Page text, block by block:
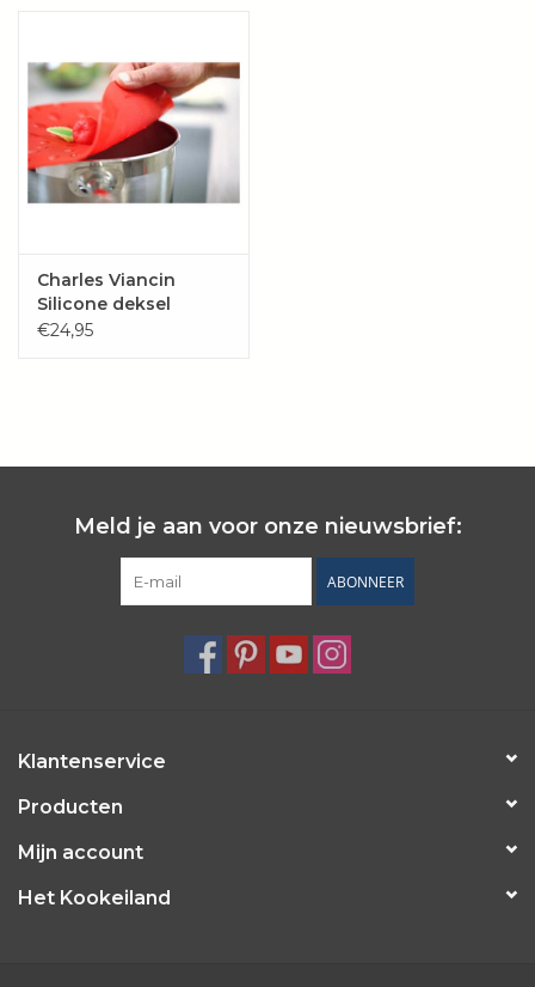
Charles Viancin
Silicone deksel
"BERRIES"
€24,95
Meld je aan voor onze nieuwsbrief:
ABONNEER
Klantenservice
Producten
Mijn account
Het Kookeiland